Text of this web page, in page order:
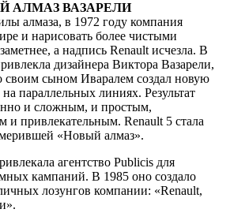
АЛМАЗ ВАЗАРЕЛИ
алмаза, в 1972 году компания
и нарисовать более чистыми
а надпись Renault исчезла. В
дизайнера Виктора Вазарели,
своим сыном Иваралем создал новую
параллельных линиях. Результат
и сложным, и простым,
и привлекательным. Renault 5 стала
«Новый алмаз».
агентство Publicis для
кампаний. В 1985 оно создало
лозунгов компании: «Renault,